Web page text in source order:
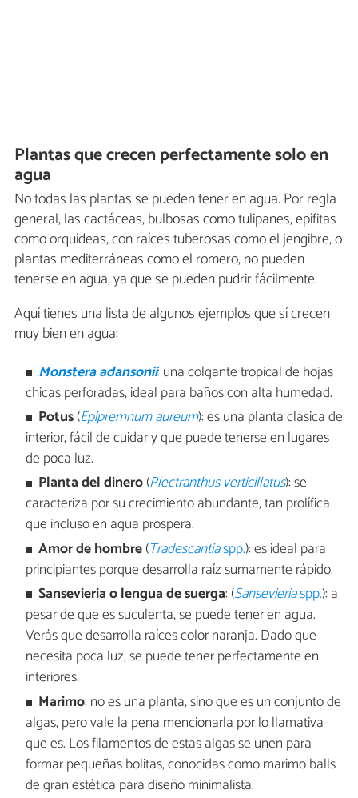
Plantas que crecen perfectamente solo en
agua
No todas las plantas se pueden tener en agua. Por regla
general, las cactáceas, bulbosas como tulipanes, epífitas
como orquídeas, con raíces tuberosas como el jengibre, o
plantas mediterráneas como el romero, no pueden
tenerse en agua, ya que se pueden pudrir fácilmente.
Aquí tienes una lista de algunos ejemplos que sí crecen
muy bien en agua:
Monstera adansonii: una colgante tropical de hojas
chicas perforadas, ideal para baños con alta humedad.
Potus(Epipremnum aureum): es una planta clásica de
interior, fácil de cuidar y que puede tenerse en lugares
de poca luz.
Planta del dinero(Plectranthus verticillatus): se
caracteriza por su crecimiento abundante, tan prolífica
que incluso en agua prospera.
Amor de hombre(Tradescantiaspp.): es ideal para
principiantes porque desarrolla raíz sumamente rápido.
Sansevieria o lengua de suerga: (Sansevieriaspp.): a
pesar de que es suculenta, se puede tener en agua.
Verás que desarrolla raíces color naranja. Dado que
necesita poca luz, se puede tener perfectamente en
interiores.
Marimo: no es una planta, sino que es un conjunto de
algas, pero vale la pena mencionarla por lo llamativa
que es. Los filamentos de estas algas se unen para
formar pequeñas bolitas, conocidas como marimo balls
de gran estética para diseño minimalista.